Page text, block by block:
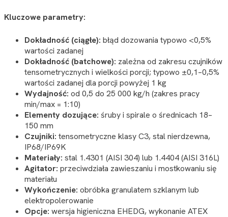
Kluczowe parametry:
Dokładność (ciągłe): błąd dozowania typowo <0,5%
wartości zadanej
Dokładność (batchowe): zależna od zakresu czujników
tensometrycznych i wielkości porcji; typowo ±0,1–0,5%
wartości zadanej dla porcji powyżej 1 kg
Wydajność: od 0,5 do 25 000 kg/h (zakres pracy
min/max = 1:10)
Elementy dozujące: śruby i spirale o średnicach 18–
150 mm
Czujniki: tensometryczne klasy C3, stal nierdzewna,
IP68/IP69K
Materiały: stal 1.4301 (AISI 304) lub 1.4404 (AISI 316L)
Agitator: przeciwdziała zawieszaniu i mostkowaniu się
materiału
Wykończenie: obróbka granulatem szklanym lub
elektropolerowanie
Opcje: wersja higieniczna EHEDG, wykonanie ATEX